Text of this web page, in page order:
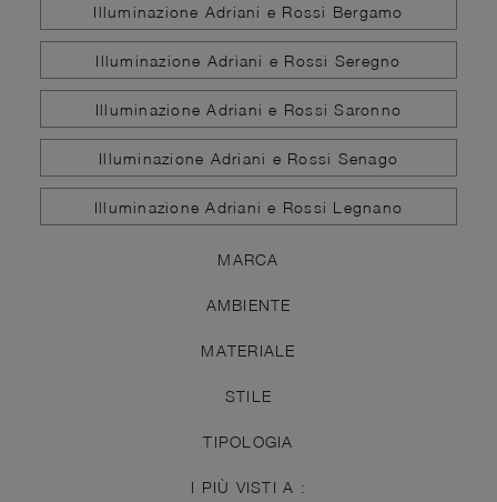
Illuminazione Adriani e Rossi Bergamo
Illuminazione Adriani e Rossi Seregno
Illuminazione Adriani e Rossi Saronno
Illuminazione Adriani e Rossi Senago
Illuminazione Adriani e Rossi Legnano
MARCA
AMBIENTE
MATERIALE
STILE
TIPOLOGIA
I PIÙ VISTI A :